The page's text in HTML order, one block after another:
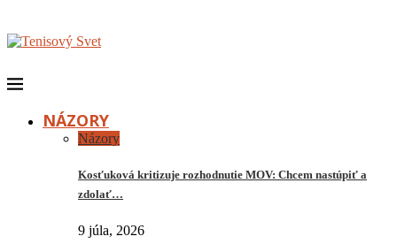
NÁZORY
Názory
Kosťuková kritizuje rozhodnutie MOV: Chcem nastúpiť a
zdolať…
9 júla, 2026